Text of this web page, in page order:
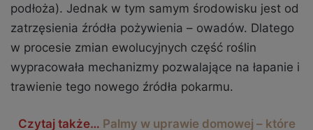
podłoża). Jednak w tym samym środowisku jest od
zatrzęsienia źródła pożywienia – owadów. Dlatego
w procesie zmian ewolucyjnych część roślin
wypracowała mechanizmy pozwalające na łapanie i
trawienie tego nowego źródła pokarmu.
Czytaj także… Palmy w uprawie domowej – które